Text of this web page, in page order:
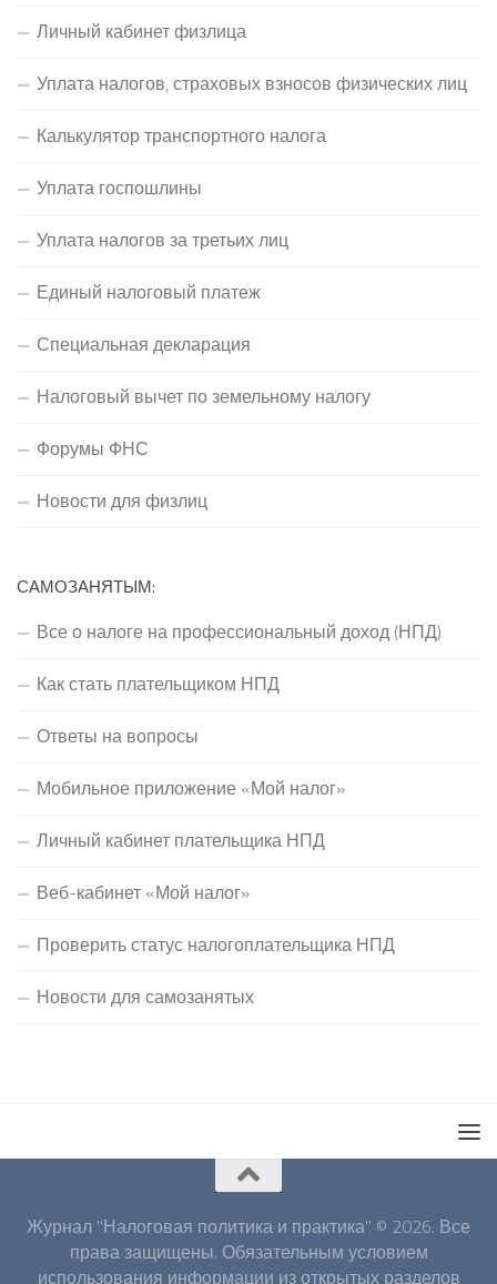
Личный кабинет физлица
Уплата налогов, страховых взносов физических лиц
Калькулятор транспортного налога
Уплата госпошлины
Уплата налогов за третьих лиц
Единый налоговый платеж
Специальная декларация
Налоговый вычет по земельному налогу
Форумы ФНС
Новости для физлиц
САМОЗАНЯТЫМ:
Все о налоге на профессиональный доход (НПД)
Как стать плательщиком НПД
Ответы на вопросы
Мобильное приложение «Мой налог»
Личный кабинет плательщика НПД
Веб-кабинет «Мой налог»
Проверить статус налогоплательщика НПД
Новости для самозанятых
Журнал "Налоговая политика и практика" © 2026. Все
права защищены. Обязательным условием
использования информации из открытых разделов